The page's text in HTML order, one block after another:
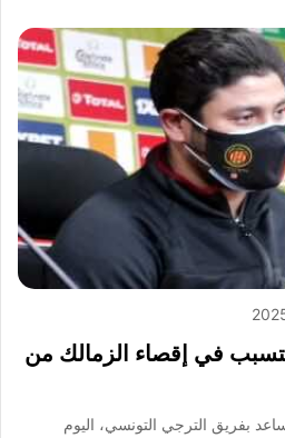
في إقصاء الزمالك من
بفريق الترجي التونسي، اليوم